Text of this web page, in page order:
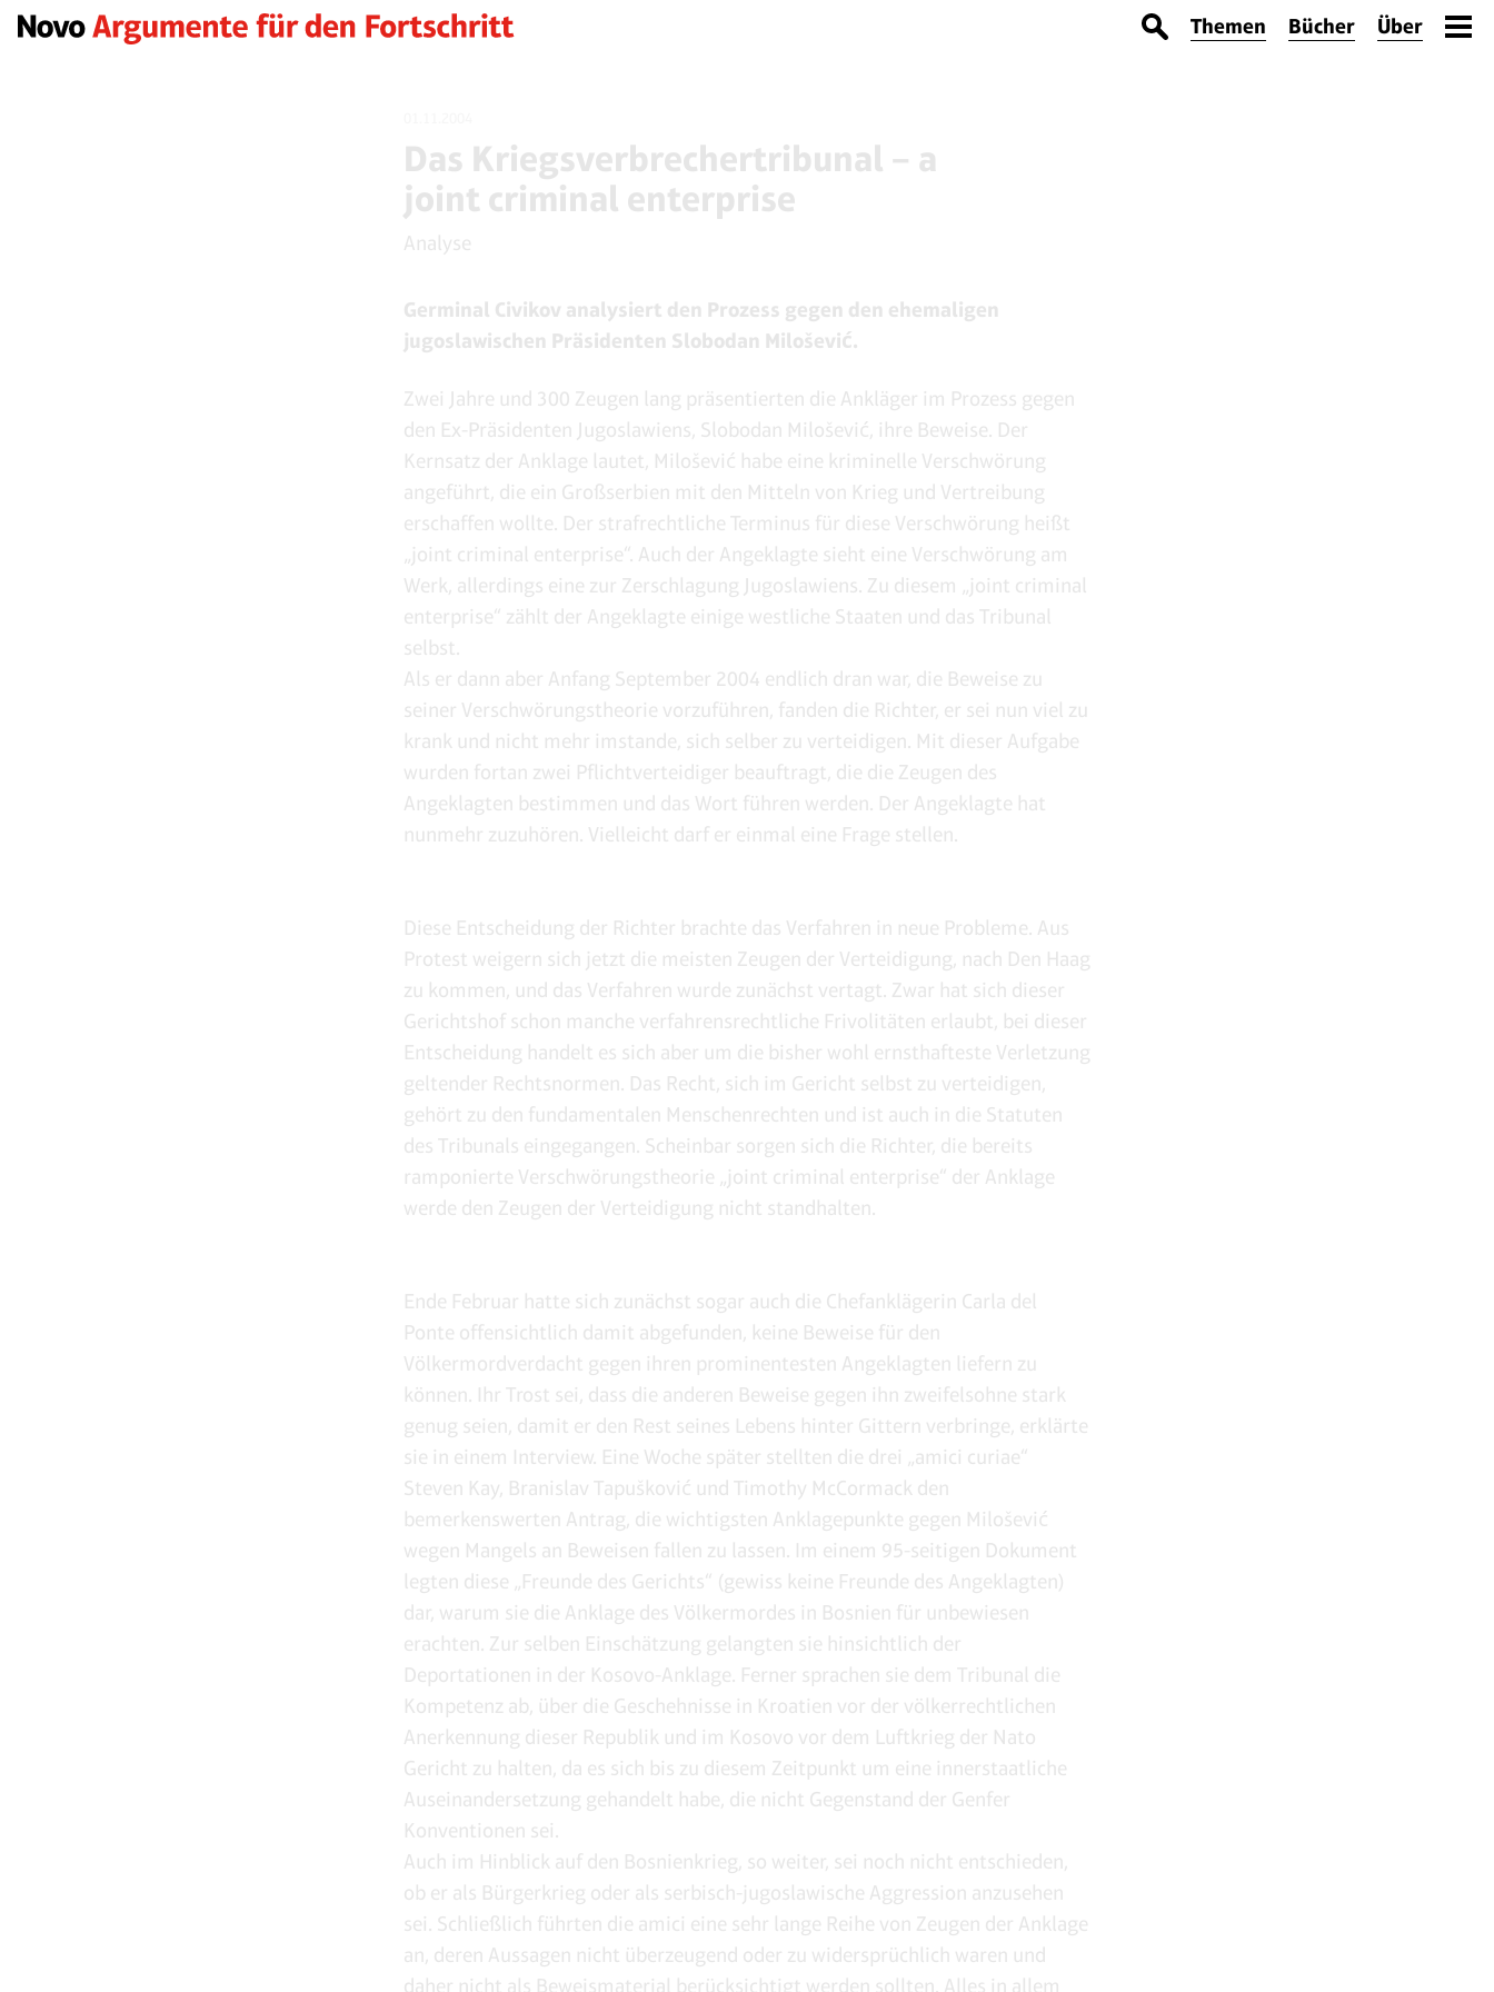
Themen Bücher Über
Das Kriegsverbrechertribunal – a
joint criminal enterprise
Analyse
Germinal Civikov analysiert den Prozess gegen den ehemaligen
jugoslawischen Präsidenten Slobodan Milošević.
Zwei Jahre und 300 Zeugen lang präsentierten die Ankläger im Prozess gegen
den Ex-Präsidenten Jugoslawiens, Slobodan Milošević, ihre Beweise. Der
Kernsatz der Anklage lautet, Milošević habe eine kriminelle Verschwörung
angeführt, die ein Großserbien mit den Mitteln von Krieg und Vertreibung
erschaffen wollte. Der strafrechtliche Terminus für diese Verschwörung heißt
„joint criminal enterprise“. Auch der Angeklagte sieht eine Verschwörung am
Werk, allerdings eine zur Zerschlagung Jugoslawiens. Zu diesem „joint criminal
enterprise“ zählt der Angeklagte einige westliche Staaten und das Tribunal
selbst.
Als er dann aber Anfang September 2004 endlich dran war, die Beweise zu
seiner Verschwörungstheorie vorzuführen, fanden die Richter, er sei nun viel zu
krank und nicht mehr imstande, sich selber zu verteidigen. Mit dieser Aufgabe
wurden fortan zwei Pflichtverteidiger beauftragt, die die Zeugen des
Angeklagten bestimmen und das Wort führen werden. Der Angeklagte hat
nunmehr zuzuhören. Vielleicht darf er einmal eine Frage stellen.
Diese Entscheidung der Richter brachte das Verfahren in neue Probleme. Aus
Protest weigern sich jetzt die meisten Zeugen der Verteidigung, nach Den Haag
zu kommen, und das Verfahren wurde zunächst vertagt. Zwar hat sich dieser
Gerichtshof schon manche verfahrensrechtliche Frivolitäten erlaubt, bei dieser
Entscheidung handelt es sich aber um die bisher wohl ernsthafteste Verletzung
geltender Rechtsnormen. Das Recht, sich im Gericht selbst zu verteidigen,
gehört zu den fundamentalen Menschenrechten und ist auch in die Statuten
des Tribunals eingegangen. Scheinbar sorgen sich die Richter, die bereits
ramponierte Verschwörungstheorie „joint criminal enterprise“ der Anklage
werde den Zeugen der Verteidigung nicht standhalten.
Ende Februar hatte sich zunächst sogar auch die Chefanklägerin Carla del
Ponte offensichtlich damit abgefunden, keine Beweise für den
Völkermordverdacht gegen ihren prominentesten Angeklagten liefern zu
können. Ihr Trost sei, dass die anderen Beweise gegen ihn zweifelsohne stark
genug seien, damit er den Rest seines Lebens hinter Gittern verbringe, erklärte
sie in einem Interview. Eine Woche später stellten die drei „amici curiae“
Steven Kay, Branislav Tapušković und Timothy McCormack den
bemerkenswerten Antrag, die wichtigsten Anklagepunkte gegen Milošević
wegen Mangels an Beweisen fallen zu lassen. Im einem 95-seitigen Dokument
legten diese „Freunde des Gerichts“ (gewiss keine Freunde des Angeklagten)
dar, warum sie die Anklage des Völkermordes in Bosnien für unbewiesen
erachten. Zur selben Einschätzung gelangten sie hinsichtlich der
Deportationen in der Kosovo-Anklage. Ferner sprachen sie dem Tribunal die
Kompetenz ab, über die Geschehnisse in Kroatien vor der völkerrechtlichen
Anerkennung dieser Republik und im Kosovo vor dem Luftkrieg der Nato
Gericht zu halten, da es sich bis zu diesem Zeitpunkt um eine innerstaatliche
Auseinandersetzung gehandelt habe, die nicht Gegenstand der Genfer
Konventionen sei.
Auch im Hinblick auf den Bosnienkrieg, so weiter, sei noch nicht entschieden,
ob er als Bürgerkrieg oder als serbisch-jugoslawische Aggression anzusehen
sei. Schließlich führten die amici eine sehr lange Reihe von Zeugen der Anklage
an, deren Aussagen nicht überzeugend oder zu widersprüchlich waren und
daher nicht als Beweismaterial berücksichtigt werden sollten. Alles in allem